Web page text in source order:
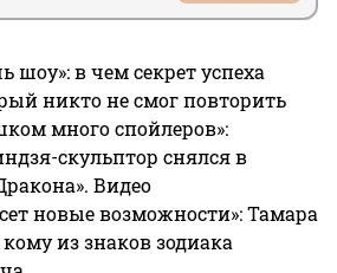
шоу»: в чем секрет успеха
никто не смог повторить
много спойлеров»:
скульптор снялся в
Видео
новые возможности»: Тамара
из знаков зодиака